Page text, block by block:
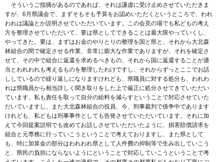
そういうご指摘があるのであれば、それは謙虚に受け止めさせていただきま
すが、6月県議会で、まずそもそも予算をお認めいただくというところで、われ
われは議論とか説明させていただいています。この会見の場でも私どもの考え
方を整理させていただいて、要は県としてできることは最大限やっていくし、
やってきた。要は、まずはお金のやりとりの整理を国と県と、それから大北森
林組合の間で確定させる作業、非常に膨大な作業でありますが、それを確定さ
せて、その中で組合に返還を求めるべきもの、それから国に返還することが適
当とわれわれも考えるものを整理したわけですし、それからずっとここでお話
ししているので繰り返しになりますけれども、県職員に対する処分も、われわ
れは県職員から相当詳しく聞き取りをした上で厳正に処分させてきていただい
ています。私も責任を取って自分の給料を減らすということで対応させていた
だいていますし、また大北森林組合の役員、今、刑事裁判で係争中であります
けれども、私どもは刑事事件としても告発させていただいています。それに加
えて今回提案説明でも改めてお話しさせていただいたように、損害賠償請求を
組合と元専務に行っていこうということで考えておりますし、また県として
も、特に加算金の部分はわれわれ県として人件費の抑制等で生み出していこう
と、県民の負担にならないようにということで対応していこうということで考